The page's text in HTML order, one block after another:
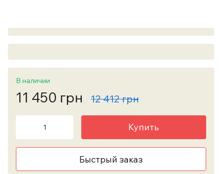
В наличии
11 450 грн 12 412 грн
Купить
Быстрый заказ